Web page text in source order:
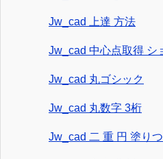
Jw_cad 上達 方法
Jw_cad 中心点取得 シ
Jw_cad 丸ゴシック
Jw_cad 丸数字 3桁
Jw_cad 二 重 円 塗り